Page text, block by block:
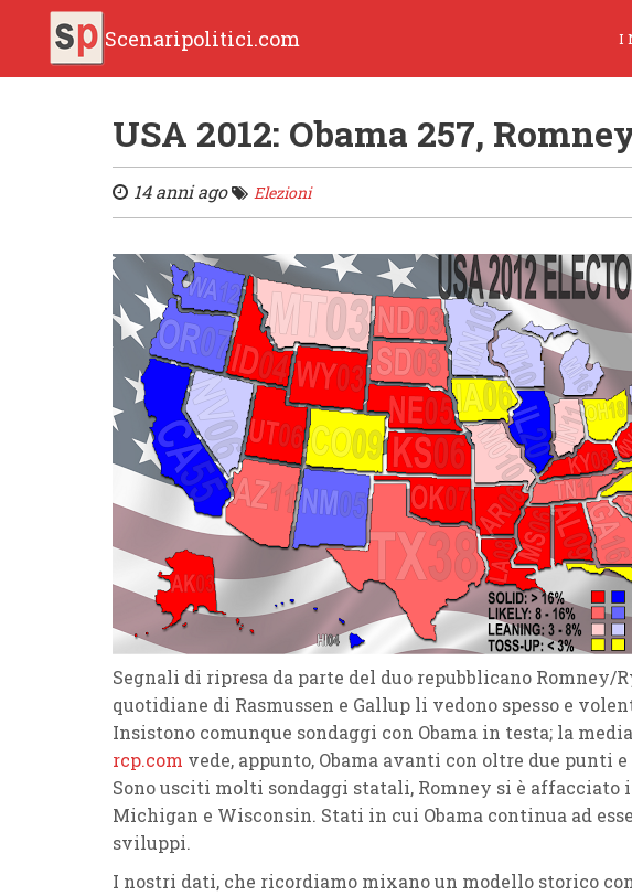
Scenaripolitici.com I
USA 2012: Obama 257,
14 anni ago Elezioni
Segnali di ripresa da parte del duo repubblicano
quotidiane di Rasmussen e Gallup li vedono spesso e
Insistono comunque sondaggi con Obama in testa; la
rcp.com vede, appunto, Obama avanti con oltre due punti e
Sono usciti molti sondaggi statali, Romney si è affacciato
Michigan e Wisconsin. Stati in cui Obama continua ad
sviluppi.
I nostri dati, che ricordiamo mixano un modello storico